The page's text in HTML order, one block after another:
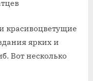
красивоцветущие
ярких и
Вот несколько